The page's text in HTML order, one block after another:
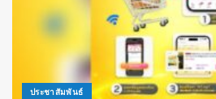
ประชาสัมพันธ์